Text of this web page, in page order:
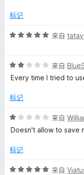
标记
评
/
5
来自 tatav
评
分
/
来自
Every time I tried to
标记
评
分
/
来自
Doesn't allow to save
标记
评
来自